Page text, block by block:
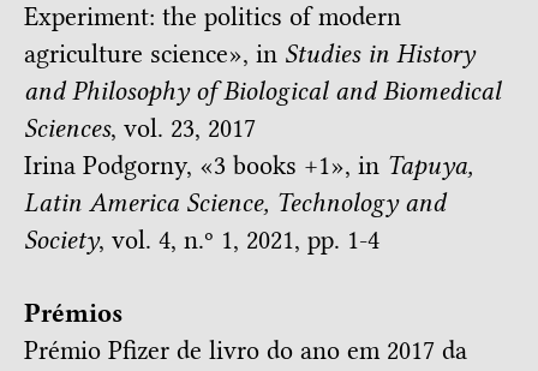
Experiment: the politics of modern
agriculture science», in Studies in History
and Philosophy of Biological and Biomedical
Sciences, vol. 23, 2017
Irina Podgorny, «3 books +1», in Tapuya,
Latin America Science, Technology and
Society, vol. 4, n.º 1, 2021, pp. 1-4
Prémios
Prémio Pfizer de livro do ano em 2017 da